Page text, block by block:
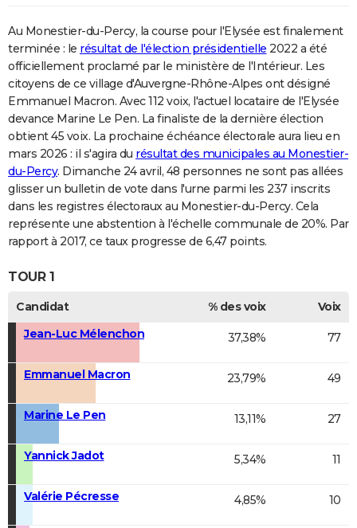
Au Monestier-du-Percy, la course pour l'Elysée est finalement
terminée : le résultat de l'élection présidentielle 2022 a été
officiellement proclamé par le ministère de l'Intérieur. Les
citoyens de ce village d'Auvergne-Rhône-Alpes ont désigné
Emmanuel Macron. Avec 112 voix, l'actuel locataire de l'Elysée
devance Marine Le Pen. La finaliste de la dernière élection
obtient 45 voix. La prochaine échéance électorale aura lieu en
mars 2026 : il s'agira du résultat des municipales au Monestier-
du-Percy. Dimanche 24 avril, 48 personnes ne sont pas allées
glisser un bulletin de vote dans l'urne parmi les 237 inscrits
dans les registres électoraux au Monestier-du-Percy. Cela
représente une abstention à l'échelle communale de 20%. Par
rapport à 2017, ce taux progresse de 6,47 points.
TOUR 1
Candidat % des voix
Voix
Jean-Luc Mélenchon
37,38% 77
Emmanuel Macron 23,79% 49
Marine Le Pen 13,11% 27
Yannick Jadot 5,34% 11
Valérie Pécresse 4,85% 10